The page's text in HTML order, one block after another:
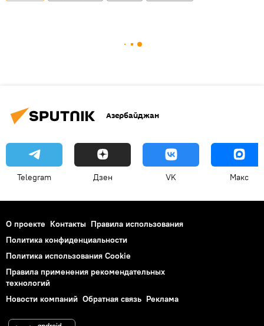
Азербайджан
Telegram Дзен VK Макс
О проекте Контакты Правила использования
Политика конфиденциальности
Политика использования Cookie
Правила применения рекомендательных
технологий
Новости компаний Обратная связь Реклама